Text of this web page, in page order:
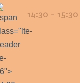
14:30 - 15:30